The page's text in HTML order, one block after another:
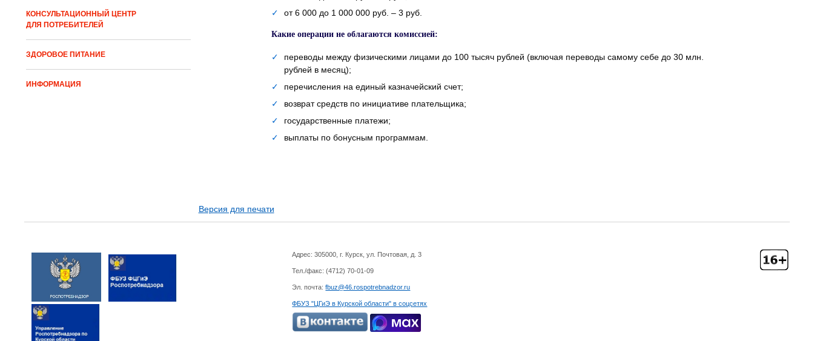
КОНСУЛЬТАЦИОННЫЙ ЦЕНТР
ДЛЯ ПОТРЕБИТЕЛЕЙ
ЗДОРОВОЕ ПИТАНИЕ
ИНФОРМАЦИЯ
✓
от 6 000 до 1 000 000 руб. – 3 руб.
Какие операции не облагаются комиссией:
✓
переводы между физическими лицами до 100 тысяч рублей (включая переводы самому себе до 30 млн.
рублей в месяц);
✓
перечисления на единый казначейский счет;
✓
возврат средств по инициативе плательщика;
✓
государственные платежи;
✓
выплаты по бонусным программам.
Версия для печати
Адрес: 305000, г. Курск, ул. Почтовая, д. 3
Тел./факс: (4712)70-01-09
Эл. почта:fbuz@46.rospotrebnadzor.ru
ФБУЗ "ЦГиЭ в Курской области" в соцсетях